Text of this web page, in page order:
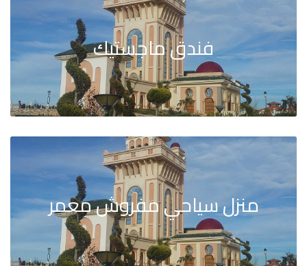
فندق ماجستيك
منزل سياحي مفروش معمر